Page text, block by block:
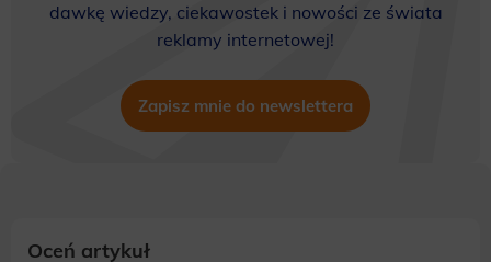
dawkę wiedzy, ciekawostek i nowości ze świata
reklamy internetowej!
Zapisz mnie do newslettera
Oceń artykuł